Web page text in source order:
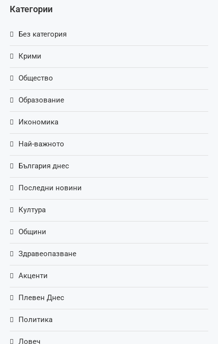
Категории
Без категория
Крими
Общество
Образование
Икономика
Най-важното
България днес
Последни новини
Култура
Общини
Здравеопазване
Акценти
Плевен Днес
Политика
Ловеч